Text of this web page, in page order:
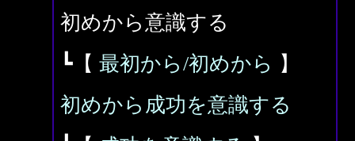
初めから意識する
┗【 最初から/初めから 】
初めから成功を意識する